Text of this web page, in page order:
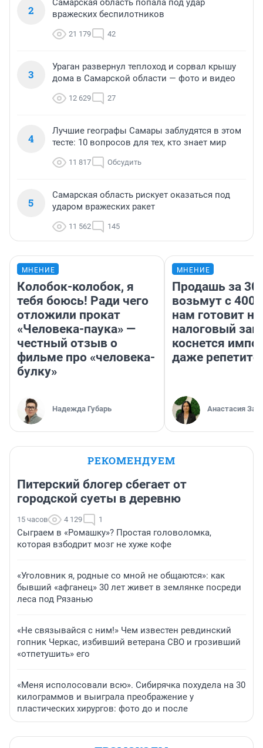
2
Самарская область попала под удар
вражеских беспилотников
21 179 42
3
Ураган развернул теплоход и сорвал крышу
дома в Самарской области — фото и видео
12 629 27
4
Лучшие географы Самары заблудятся в этом
тесте: 10 вопросов для тех, кто знает мир
11 817 Обсудить
5
Самарская область рискует оказаться под
ударом вражеских ракет
11 562 145
МНЕНИЕ
Колобок-колобок, я
тебя боюсь! Ради чего
отложили прокат
«Человека-паука» —
честный отзыв о
фильме про «человека-
булку»
Надежда Губарь
МНЕНИЕ
Продашь за
возьмут с
нам готовит
налоговый
коснется
даже
Анастасия
РЕКОМЕНДУЕМ
Питерский блогер сбегает от
городской суеты в деревню
15 часов 4 129 1
Сыграем в «Ромашку»? Простая головоломка,
которая взбодрит мозг не хуже кофе
«Уголовник я, родные со мной не общаются»: как
бывший «афганец» 30 лет живет в землянке посреди
леса под Рязанью
«Не связывайся с ним!» Чем известен ревдинский
гопник Черкас, избивший ветерана СВО и грозивший
«отпетушить» его
«Меня исполосовали всю». Сибирячка похудела на 30
килограммов и выиграла преображение у
пластических хирургов: фото до и после